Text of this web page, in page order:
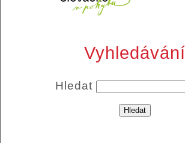
Vyhledávání
Hledat